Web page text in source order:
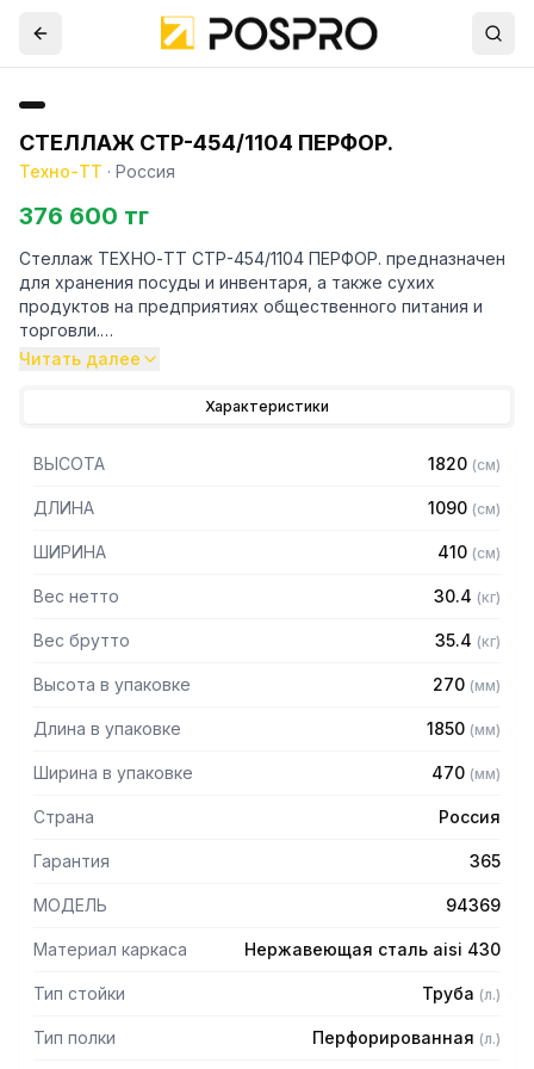
СТЕЛЛАЖ СТР-454/1104 ПЕРФОР.
Техно-ТТ · Россия
376 600 тг
Стеллаж ТЕХНО-ТТ СТР-454/1104 ПЕРФОР. предназначен
для хранения посуды и инвентаря, а также сухих
продуктов на предприятиях общественного питания и
торговли.
430 толщиной 1,2 мм
— Четыре перфорированные полки из нержавеющей
стали марки AISI 304 толщиной 0,8 мм
— Расстояние между полками регулируемое с шагом 120
— Регулируемые опоры
Читать далее
Характеристики
ВЫСОТА 1820 (см)
ДЛИНА 1090 (см)
ШИРИНА 410 (см)
Вес нетто 30.4 (кг)
Вес брутто 35.4 (кг)
Высота в упаковке 270 (мм)
Длина в упаковке 1850 (мм)
Ширина в упаковке 470 (мм)
Страна Россия
Гарантия 365
МОДЕЛЬ 94369
Материал каркаса Нержавеющая сталь aisi 430
Тип стойки Труба (л.)
Тип полки Перфорированная (л.)